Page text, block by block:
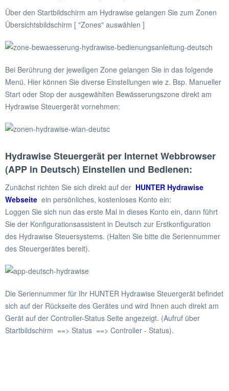
Über den Startbildschirm am Hydrawise gelangen Sie zum Zonen
Übersichtsbildschirm [ "Zones" auswählen ]
Bei Berührung der jeweiligen Zone gelangen Sie in das folgende
Menü. Hier können Sie diverse Einstellungen wie z. Bsp. Manueller
Start oder Stop der ausgewählten Bewässerungszone direkt am
Hydrawise Steuergerät vornehmen:
Hydrawise Steuergerät per Internet Webbrowser
(APP in Deutsch) Einstellen und Bedienen:
Zunächst richten Sie sich direkt auf der HUNTER Hydrawise
Webseite ein persönliches, kostenloses Konto ein:
Loggen Sie sich nun das erste Mal in dieses Konto ein, dann führt
Sie der Konfigurationsassistent in Deutsch zur Erstkonfiguration
des Hydrawise Steuersystems. (Halten Sie bitte die Seriennummer
des Steuergerätes bereit).
Die Seriennummer für Ihr HUNTER Hydrawise Steuergerät befindet
sich auf der Rückseite des Gerätes und wird Ihnen auch direkt am
Gerät auf der Controller-Status Seite angezeigt. (Aufruf über
Startbildschirm ==> Status ==> Controller - Status).